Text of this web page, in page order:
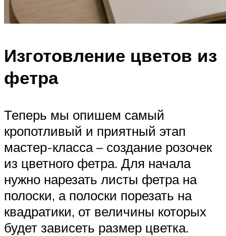
Изготовление цветов из
фетра
Теперь мы опишем самый
кропотливый и приятный этап
мастер-класса – создание розочек
из цветного фетра. Для начала
нужно нарезать листы фетра на
полоски, а полоски порезать на
квадратики, от величины которых
будет зависеть размер цветка.